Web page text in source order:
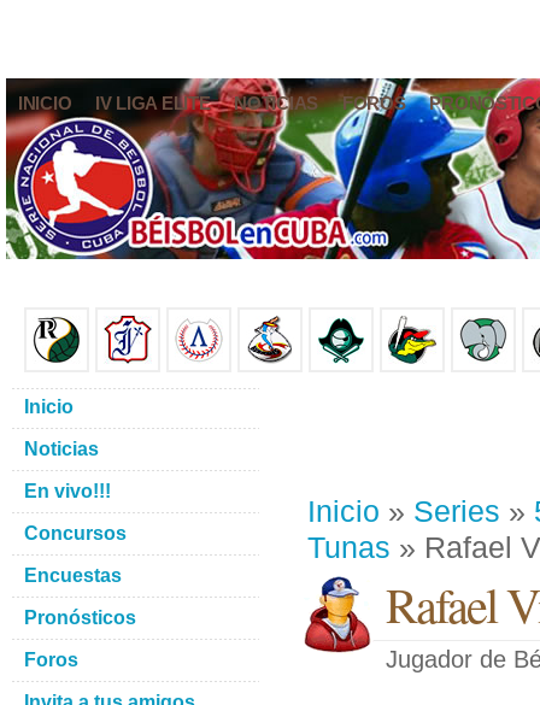
INICIO IV LIGA ELITE NOTICIAS FOROS
Inicio » Series »
Tunas » Rafael
Rafael
Jugador de
Inicio
Noticias
En vivo!!!
Concursos
Encuestas
Pronósticos
Foros